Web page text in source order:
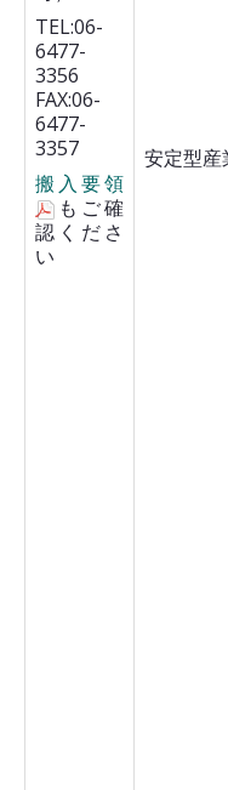
TEL:06-
6477-
3356
FAX:06-
6477-
3357
搬入要領
もご確
認くださ
い
安定型産